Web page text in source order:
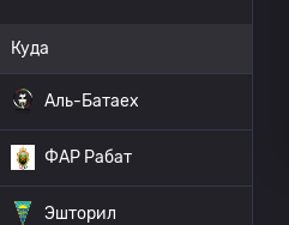
Куда
Аль-Батаех
ФАР Рабат
Эшторил